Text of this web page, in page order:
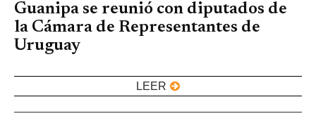
Guanipa se reunió con diputados de
la Cámara de Representantes de
Uruguay
LEER